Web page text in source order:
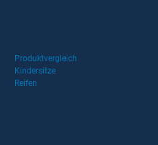
Produktvergleich
Kindersitze
Reifen